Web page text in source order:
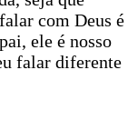
com Deus é
ele é nosso
falar diferente